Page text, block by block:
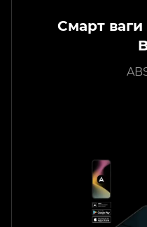
Смарт ваги